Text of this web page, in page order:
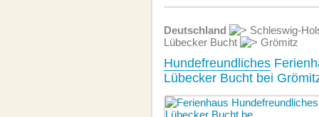
Deutschland
Schleswig-
Lübecker Bucht
Grömitz
Hundefreundliches
Lübecker Bucht bei